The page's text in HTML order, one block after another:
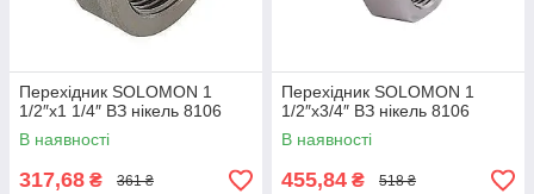
Перехідник SOLOMON 1
1/2″х1 1/4″ ВЗ нікель 8106
В наявності
317,68 ₴ 361 ₴
Перехідник SOLOMON 1
1/2″х3/4″ ВЗ нікель 8106
В наявності
455,84 ₴ 518 ₴